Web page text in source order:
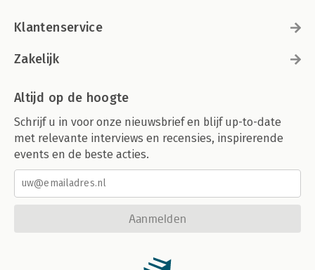
Klantenservice
Zakelijk
Altijd op de hoogte
Schrijf u in voor onze nieuwsbrief en blijf up-to-date
met relevante interviews en recensies, inspirerende
events en de beste acties.
Aanmelden